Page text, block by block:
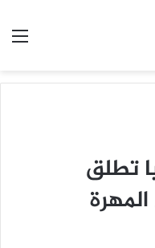
تطلق